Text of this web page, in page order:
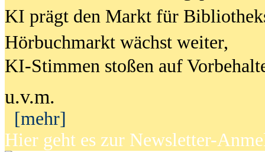
KI prägt den Markt für
Hörbuchmarkt wächst weiter,
KI-Stimmen stoßen auf
u.v.m.
[mehr]
Hier geht es zur Newsletter-